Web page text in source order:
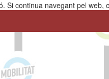
continua navegant pel web,